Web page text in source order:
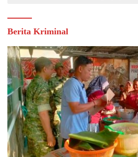
Berita Kriminal